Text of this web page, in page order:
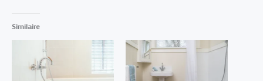
Similaire